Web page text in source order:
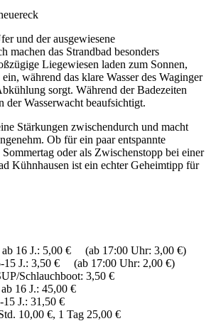
und der ausgewiesene
machen das Strandbad besonders
Liegewiesen laden zum Sonnen,
während das klare Wasser des Waginger
sorgt. Während der Badezeiten
der Wasserwacht beaufsichtigt.
Stärkungen zwischendurch und macht
Ob für ein paar entspannte
oder als Zwischenstopp bei einer
Kühnhausen ist ein echter Geheimtipp für
ab 16 J.: 5,00 € (ab 17:00 Uhr: 3,00 €)
15 J.: 3,50 € (ab 17:00 Uhr: 2,00 €)
Schlauchboot: 3,50 €
16 J.: 45,00 €
J.: 31,50 €
10,00 €, 1 Tag 25,00 €